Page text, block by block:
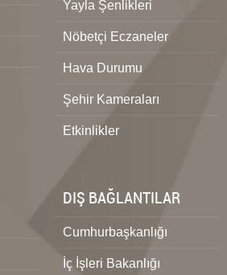
Yayla Şenlikleri
Nöbetçi Eczaneler
Hava Durumu
Şehir Kameraları
Etkinlikler
DIŞ BAĞLANTILAR
Cumhurbaşkanlığı
İç İşleri Bakanlığı